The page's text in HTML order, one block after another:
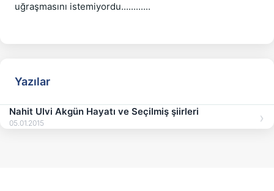
uğraşmasını istemiyordu............
Yazılar
Nahit Ulvi Akgün Hayatı ve Seçilmiş şiirleri
05.01.2015